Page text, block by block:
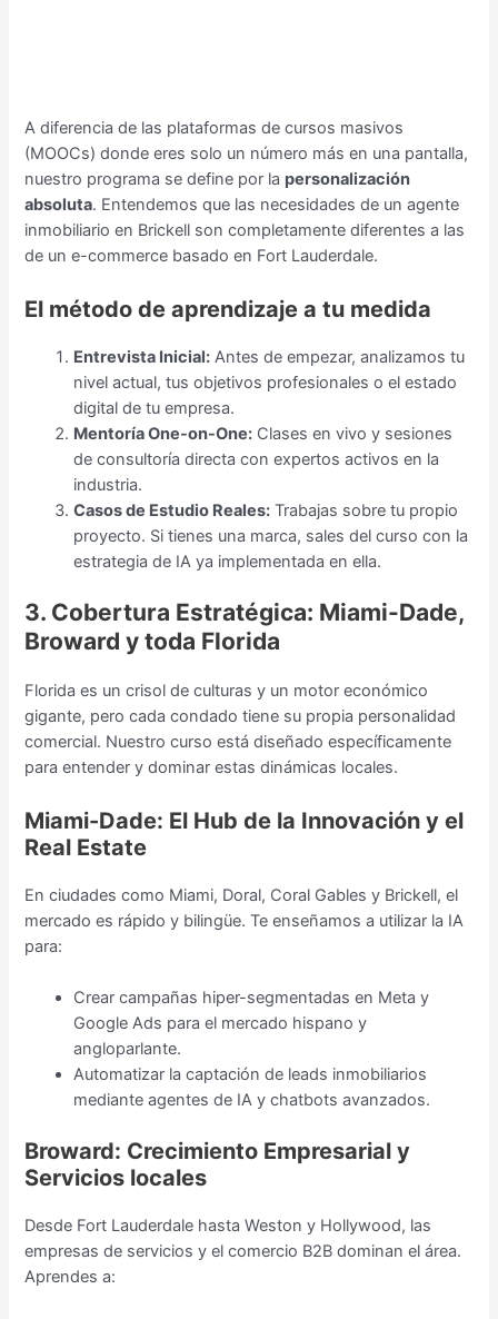
A diferencia de las plataformas de cursos masivos
(MOOCs) donde eres solo un número más en una pantalla,
nuestro programa se define por la personalización
absoluta. Entendemos que las necesidades de un agente
inmobiliario en Brickell son completamente diferentes a las
de un e-commerce basado en Fort Lauderdale.
El método de aprendizaje a tu medida
Entrevista Inicial: Antes de empezar, analizamos tu
nivel actual, tus objetivos profesionales o el estado
digital de tu empresa.
Mentoría One-on-One: Clases en vivo y sesiones
de consultoría directa con expertos activos en la
industria.
Casos de Estudio Reales: Trabajas sobre tu propio
proyecto. Si tienes una marca, sales del curso con la
estrategia de IA ya implementada en ella.
3. Cobertura Estratégica: Miami-Dade,
Broward y toda Florida
Florida es un crisol de culturas y un motor económico
gigante, pero cada condado tiene su propia personalidad
comercial. Nuestro curso está diseñado específicamente
para entender y dominar estas dinámicas locales.
Miami-Dade: El Hub de la Innovación y el
Real Estate
En ciudades como Miami, Doral, Coral Gables y Brickell, el
mercado es rápido y bilingüe. Te enseñamos a utilizar la IA
para:
Crear campañas hiper-segmentadas en Meta y
Google Ads para el mercado hispano y
angloparlante.
Automatizar la captación de leads inmobiliarios
mediante agentes de IA y chatbots avanzados.
Broward: Crecimiento Empresarial y
Servicios locales
Desde Fort Lauderdale hasta Weston y Hollywood, las
empresas de servicios y el comercio B2B dominan el área.
Aprendes a: